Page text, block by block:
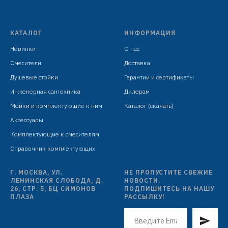
КАТАЛОГ
Новинки
Смесители
Душевые стойки
Инженерная сантехника
Мойки и комплектующие к ним
Аксессуары
Комплектующие к смесителям
Справочник комплектующих
ИНФОРМАЦИЯ
О нас
Доставка
Гарантии и сертификаты
Дилерам
Каталог (скачать)
Г. МОСКВА, УЛ.
ЛЕНИНСКАЯ СЛОБОДА, Д.
26, СТР. 5, БЦ СИМОНОВ
ПЛАЗА
НЕ ПРОПУСТИТЕ СВЕЖИЕ
НОВОСТИ.
ПОДПИШИТЕСЬ НА НАШУ
РАССЫЛКУ!